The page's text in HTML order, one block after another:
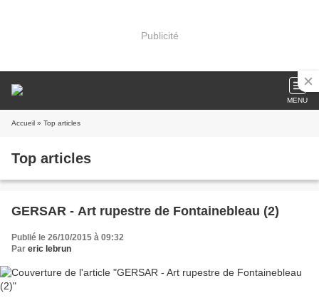
Publicité
MENU
Accueil » Top articles
Top articles
GERSAR - Art rupestre de Fontainebleau (2)
Publié le 26/10/2015 à 09:32
Par eric lebrun